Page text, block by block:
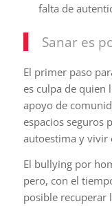
falta de
Sanar es
El primer paso
es culpa de quien
apoyo de
espacios seguros
autoestima y vivir
El bullying por
pero, con el
posible recuperar